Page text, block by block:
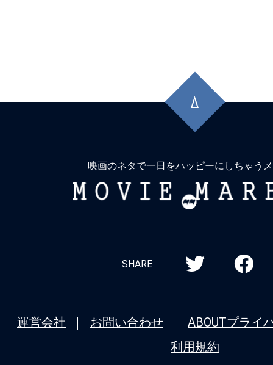
頭
に
映画のネタで一日をハッピーにしちゃう
MOVIE
SHARE
運営会社 お問い合わせ ABOUTプライ
利用規約